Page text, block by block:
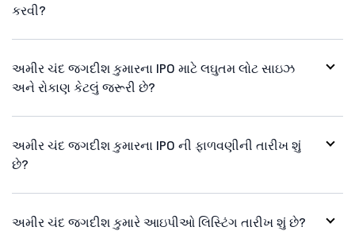
કરવી?
અમીર ચંદ જગદીશ કુમારના IPO માટે લઘુતમ લોટ સાઇઝ
અને રોકાણ કેટલું જરૂરી છે?
અમીર ચંદ જગદીશ કુમારના IPO ની ફાળવણીની તારીખ શું
છે?
અમીર ચંદ જગદીશ કુમારે આઇપીઓ લિસ્ટિંગ તારીખ શું છે?